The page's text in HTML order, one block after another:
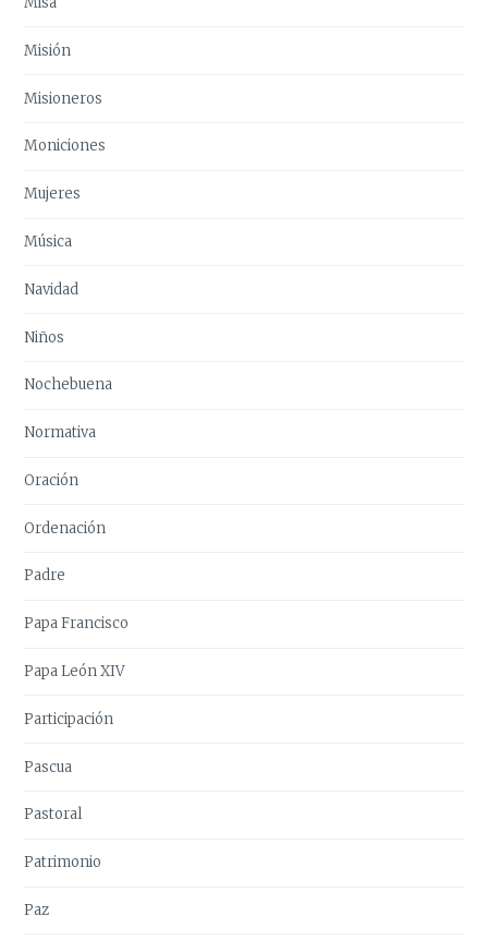
Misión
Misioneros
Moniciones
Mujeres
Música
Navidad
Niños
Nochebuena
Normativa
Oración
Ordenación
Padre
Papa Francisco
Papa León XIV
Participación
Pascua
Pastoral
Patrimonio
Paz